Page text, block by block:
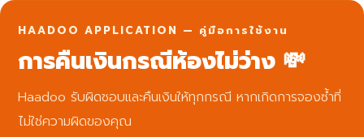
HAADOO APPLICATION — คู่มือการใช้งาน
การคืนเงินกรณีห้องไม่ว่าง 💸
Haadoo รับผิดชอบและคืนเงินให้ทุกกรณี หากเกิดการจองซ้ำที่
ไม่ใช่ความผิดของคุณ